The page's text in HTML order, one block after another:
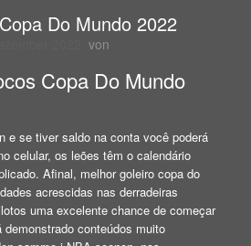
Do Mundo 2022
von
Copa Do Mundo
e se tiver saldo na conta você poderá
celular, os leões têm o calendário
Afinal, melhor goleiro copa do
acrescidas nas derradeiras
uma excelente chance de começar
conteúdos muito